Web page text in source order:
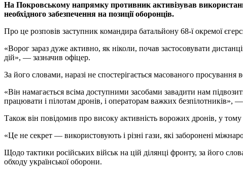
На Покровському напрямку противник активізував
необхідного забезпечення на позиції оборонців.
Про це розповів заступник командира батальйону 68-ї окремої
«Ворог зараз дуже активно, як ніколи, почав застосовувати
дій», — зазначив офіцер.
За його словами, наразі не спостерігається масованого
«Він намагається всіма доступними засобами завадити нам
працювати і пілотам дронів, і операторам важких безпілотників»,
Також він повідомив про високу активність ворожих дронів, у
«Це не секрет — використовують і різні гази, які заборонені
Щодо тактики російських військ на цій ділянці фронту, за його
обходу української оборони.